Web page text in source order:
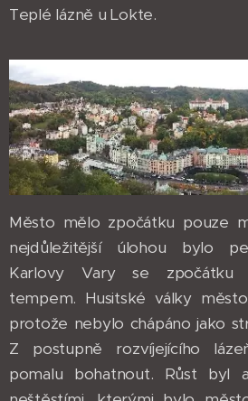
Teplé lázně u Lokte.
Město mělo zpočátku pouze
nejdůležitější úlohou bylo
Karlovy Vary se zpočátku
tempem. Husitské války
protože nebylo chápáno jako
Z postupně rozvíjejícího
pomalu bohatnout. Růst byl